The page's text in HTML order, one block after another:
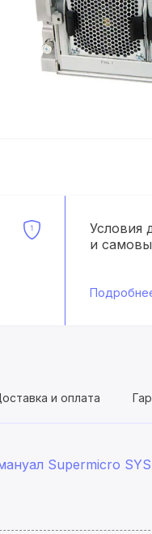
Условия
и
и оплата
Supermicro